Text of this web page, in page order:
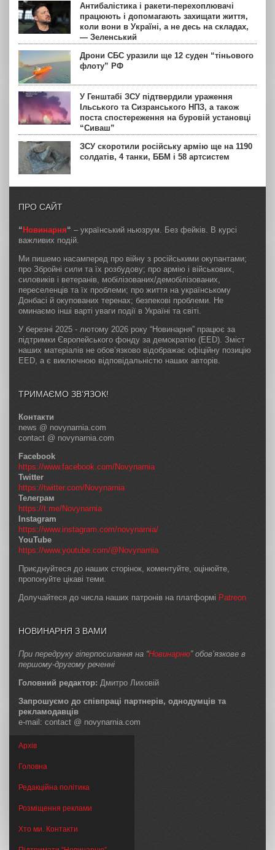
Антибалістика і ракети-перехоплювачі
працюють і допомагають захищати життя,
коли вони в Україні, а не десь на складах,
— Зеленський
Дрони СБС уразили ще 12 суден “тіньового
флоту” РФ
У Генштабі ЗСУ підтвердили ураження
Ільського та Сизранського НПЗ, а також
поста спостереження на буровій установці
“Сиваш”
ЗСУ скоротили російську армію ще на 1190
солдатів, 4 танки, ББМ і 58 артсистем
ПРО САЙТ
“ Новинарня“ – український ньюзрум. Без фейків. В курсі
важливих подій.
Ми пишемо насамперед про війну з російськими окупантами;
про Збройні сили та їх розбудову; про армію і військових,
силовиків і ветеранів, мобілізованих/демобілізованих,
переселенців та їх проблеми; про життя на українському
Донбасі й окупованих теренах; безпекові проблеми. Не
оминаємо інші варті уваги події в Україні та світі.
У березні 2025 - лютому 2026 року “Новинарня” працює за
підтримки Європейського фонду за демократію (EED). Зміст
наших матеріалів не обов’язково відображає офіційну позицію
EED, а є виключною відповідальністю наших авторів.
ТРИМАЄМО ЗВ’ЯЗОК!
Контакти
news @ novynarnia.com
contact @ novynarnia.com
Facebook
https://www.facebook.com/Novynarnia
Twitter
https://twitter.com/Novynarnia
Телеграм
https://t.me/Novynarnia
Instagram
https://www.instagram.com/novynarnia/
YouTube
https://www.youtube.com/@Novynarnia
Приєднуйтеся до наших сторінок, коментуйте, оцінюйте,
пропонуйте цікаві теми.
Долучайтеся до числа наших патронів на платформі Patreon
НОВИНАРНЯ З ВАМИ
При передруку гіперпосилання на “Новинарню” обов’язкове в
першому-другому реченні
Головний редактор: Дмитро Лиховій
Запрошуємо до співпраці партнерів, однодумців та
рекламодавців
e-mail: contact @ novynarnia.com
Архів
Головна
Редакційна політика
Розміщення реклами
Хто ми. Контакти